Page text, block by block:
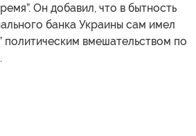
Он добавил, что в бытность
банка Украины сам имел
политическим вмешательством по